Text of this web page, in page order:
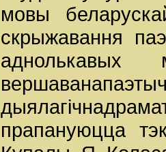
мовы
скрыжавання
прапануюцца